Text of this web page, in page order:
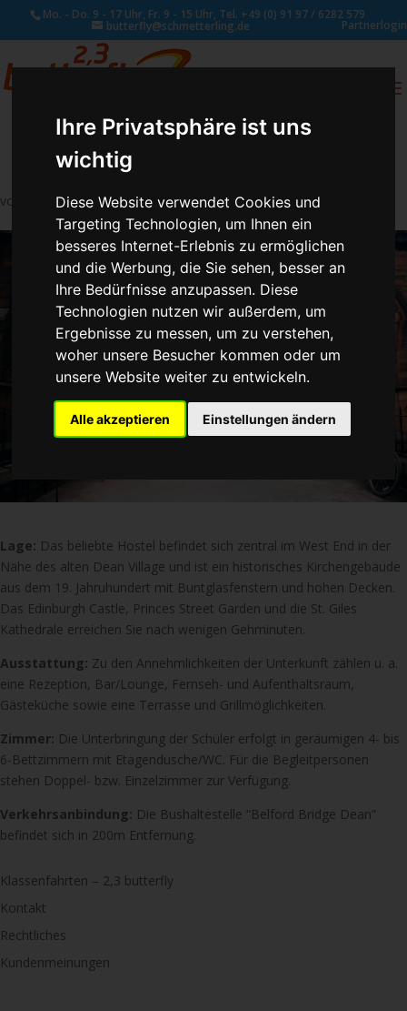
Ihre Privatsphäre ist uns
wichtig
Diese Website verwendet Cookies und
Targeting Technologien, um Ihnen ein
besseres Internet-Erlebnis zu ermöglichen
und die Werbung, die Sie sehen, besser an
Ihre Bedürfnisse anzupassen. Diese
Technologien nutzen wir außerdem, um
Ergebnisse zu messen, um zu verstehen,
woher unsere Besucher kommen oder um
unsere Website weiter zu entwickeln.
Alle akzeptieren Einstellungen ändern
Mo. - Do. 9 - 17 Uhr, Fr. 9 - 15 Uhr, Tel. +49 (0) 91 97 / 6282 579
butterfly@schmetterling.de Partnerlogin
von Susan Naumann|Juli 15, 2019
Lage: Das beliebte Hostel befindet sich zentral im West End in der
Nähe des alten Dean Village und ist ein historisches Kirchengebäude
aus dem 19. Jahruhundert mit Buntglasfenstern und hohen Decken.
Das Edinburgh Castle, Princes Street Garden und die St. Giles
Kathedrale erreichen Sie nach wenigen Gehminuten.
Ausstattung: Zu den Annehmlichkeiten der Unterkunft zählen u. a.
eine Rezeption, Bar/Lounge, Fernseh- und Aufenthaltsraum,
Gästeküche sowie eine Terrasse und Grillmöglichkeiten.
Zimmer: Die Unterbringung der Schüler erfolgt in geräumigen 4- bis
6-Bettzimmern mit Etagendusche/WC. Für die Begleitpersonen
stehen Doppel- bzw. Einzelzimmer zur Verfügung.
Verkehrsanbindung: Die Bushaltestelle “Belford Bridge Dean”
befindet sich in 200m Entfernung.
Klassenfahrten – 2,3 butterfly
Kontakt
Rechtliches
Kundenmeinungen